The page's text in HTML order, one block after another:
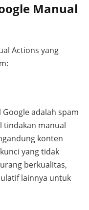
Manual
Actions yang
adalah spam
tindakan manual
konten
yang tidak
berkualitas,
lainnya untuk